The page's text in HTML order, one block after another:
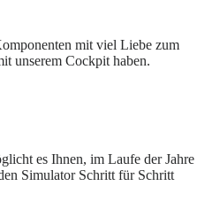
mit viel Liebe zum
unserem Cockpit haben.
es Ihnen, im Laufe der Jahre
Simulator Schritt für Schritt